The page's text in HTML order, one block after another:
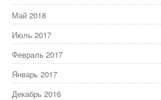
Май 2018
Июль 2017
Февраль 2017
Январь 2017
Декабрь 2016